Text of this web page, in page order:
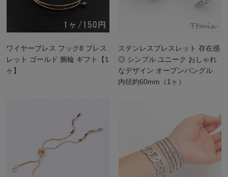
ワイヤーブレス フック8 ブレス
レット ゴールド 腕輪 ギフト【1
ヶ】
ステンレスブレスレット 存在感
◎ シンプル ユニーク おしゃれ
なデザイン オープンバングル
内径約60mm（1ヶ）